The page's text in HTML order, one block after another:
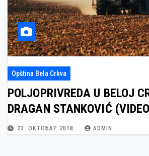
Opština Bela Crkva
POLJOPRIVREDA U BELOJ
DRAGAN STANKOVIĆ
23. ОКТОБАР 2018. ADMIN